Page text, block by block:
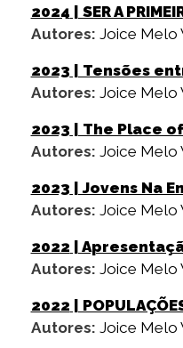
2024 | SER A
Autores: Joice Melo
2023 | Tensões
Autores: Joice Melo
2023 | The Place
Autores: Joice Melo
2023 | Jovens Na
Autores: Joice Melo
2022 |
Autores: Joice Melo
2022 |
Autores: Joice Melo